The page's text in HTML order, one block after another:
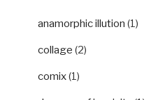
anamorphic illution (1)
collage (2)
comix(1)